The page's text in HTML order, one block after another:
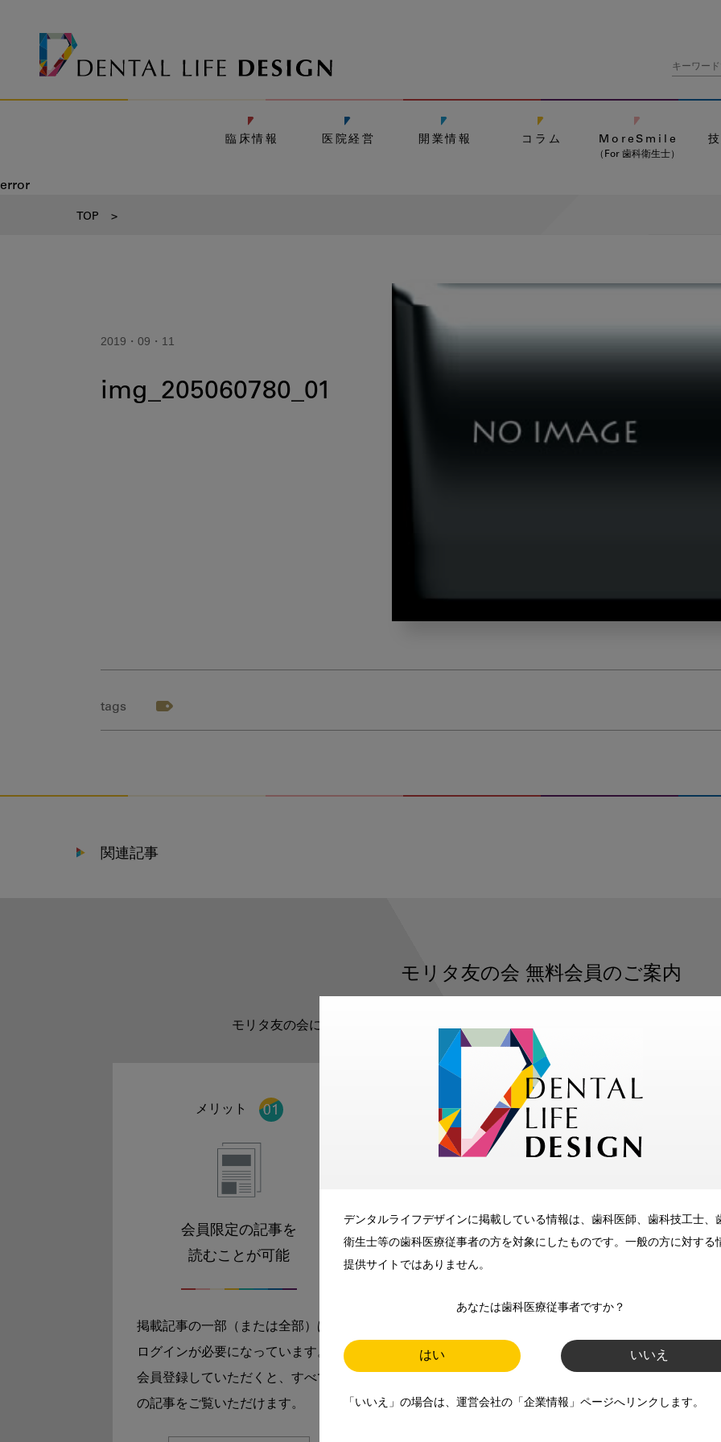
デンタルライフデザインに掲載している情報は、歯科医師、歯科技工士、
衛生士等の歯科医療従事者の方を対象にしたものです。一般の方に対する
提供サイトではありません。
あなたは歯科医療従事者ですか？
はい いいえ
「いいえ」の場合は、運営会社の「企業情報」ページへリンクします。
臨床情報 医院経営 開業情報 コラム MoreSmile
（For 歯科衛生士）
error
TOP >
2019・09・11
img_205060780_01
tags
関連記事
モリタ友の会 無料会員のご案内
モリタ友の会に登録いただくと、デンタルライフデザインをもっと便利にご利用い
メリット
会員限定の記事を
読むことが可能
掲載記事の一部（または全部）は
ログインが必要になっています。
会員登録していただくと、すべて
の記事をご覧いただけます。
メリット
メールマガジンでお届け
師、歯科衛生士、歯科技工士）に
お届けします。